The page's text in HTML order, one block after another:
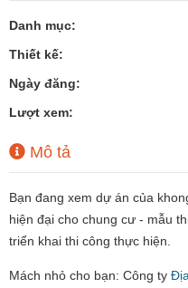
Danh mục:
Thiết kế:
Ngày đăng:
Lượt xem:
Mô tả
Bạn đang xem dự án của
hiện đại cho chung cư - mẫu
triển khai thi công thực hiện.
Mách nhỏ cho bạn: Công ty